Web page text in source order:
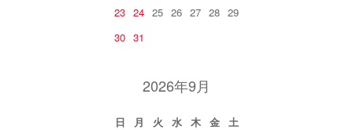
23 24 25 26 27 28 29
30 31
2026年9月
日 月 火 水 木 金
土